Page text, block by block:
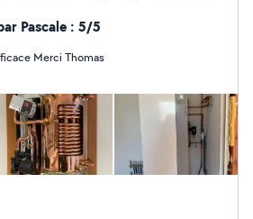
à réaliser ce genre de
Pascale : 5/5
Intervention rapide et efficace Merci Thomas